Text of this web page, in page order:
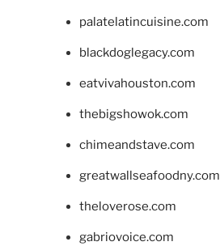
palatelatincuisine.com
blackdoglegacy.com
eatvivahouston.com
thebigshowok.com
chimeandstave.com
greatwallseafoodny.com
theloverose.com
gabriovoice.com